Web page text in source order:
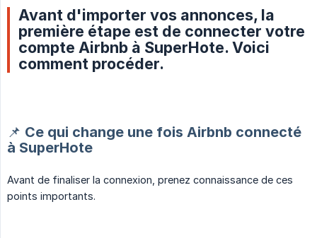
Avant d'importer vos annonces, la
première étape est de connecter votre
compte Airbnb à SuperHote. Voici
comment procéder.
📌 Ce qui change une fois Airbnb connecté
à SuperHote
Avant de finaliser la connexion, prenez connaissance de ces
points importants.